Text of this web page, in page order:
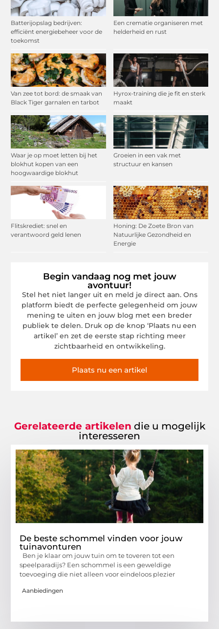
Batterijopslag bedrijven:
efficiënt energiebeheer voor de
toekomst
Een crematie organiseren met
helderheid en rust
Van zee tot bord: de smaak van
Black Tiger garnalen en tarbot
Hyrox-training die je fit en sterk
maakt
Waar je op moet letten bij het
blokhut kopen van een
hoogwaardige blokhut
Groeien in een vak met
structuur en kansen
Flitskrediet: snel en
verantwoord geld lenen
Honing: De Zoete Bron van
Natuurlijke Gezondheid en
Energie
Begin vandaag nog met jouw
avontuur!
Stel het niet langer uit en meld je direct aan. Ons
platform biedt de perfecte gelegenheid om jouw
mening te uiten en jouw blog met een breder
publiek te delen. Druk op de knop ‘Plaats nu een
artikel’ en zet de eerste stap richting meer
zichtbaarheid en ontwikkeling.
Plaats nu een artikel
Gerelateerde artikelen die u mogelijk
interesseren
De beste schommel vinden voor jouw
tuinavonturen
Ben je klaar om jouw tuin om te toveren tot een
speelparadijs? Een schommel is een geweldige
toevoeging die niet alleen voor eindeloos plezier
Aanbiedingen